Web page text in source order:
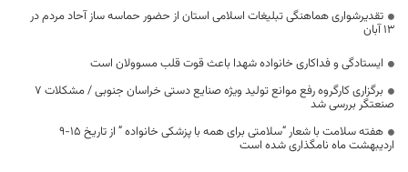
تقدیرشواری هماهنگی تبلیغات اسلامی استان از حضور حماسه ساز آحاد مردم در
13 آبان
ایستادگی و فداکاری خانواده شهدا باعث قوت قلب مسوولان است
برگزاری کارگروه رفع موانع تولید ویژه صنایع دستی خراسان جنوبی / مشکلات ۷
صنعتگر بررسی شد
هفته سلامت با شعار “سلامتی برای همه با پزشکی خانواده ” از تاریخ 15-9
اردیبهشت ماه نامگذاری شده است